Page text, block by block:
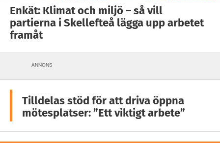
Enkät: Klimat och miljö – så vill
partierna i Skellefteå lägga upp arbetet
framåt
ANNONS
Tilldelas stöd för att driva öppna
mötesplatser: ”Ett viktigt arbete”